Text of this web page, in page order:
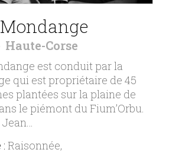
Haute-Corse
est conduit par la
qui est propriétaire de 45
plantées sur la plaine de
le piémont du Fium’Orbu.
Raisonnée